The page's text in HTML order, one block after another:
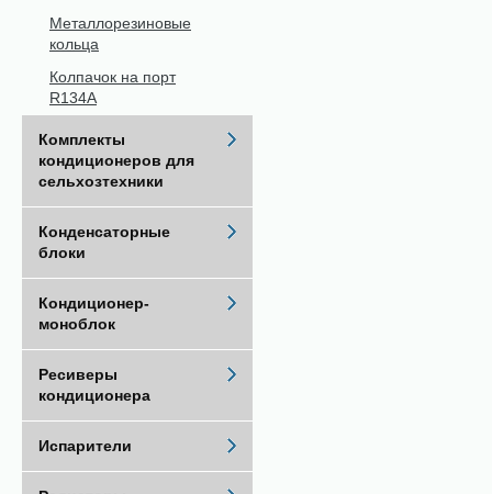
Металлорезиновые
кольца
Колпачок на порт
R134A
Комплекты
кондиционеров для
сельхозтехники
Конденсаторные
блоки
Кондиционер-
моноблок
Ресиверы
кондиционера
Испарители